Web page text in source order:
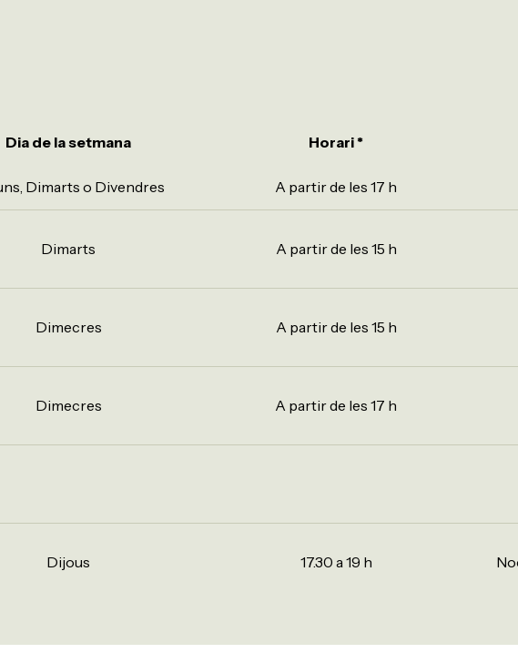
Dia de la setmana Horari *
Dimarts o Divendres A partir de les 17 h
Dimarts A partir de les 15 h
Dimecres A partir de les 15 h
Dimecres A partir de les 17 h
Dijous 17.30 a 19 h